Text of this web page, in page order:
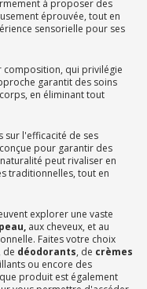
à proposer des
éprouvée, tout en
sensorielle pour ses
composition, qui privilégie
garantit des soins
en éliminant tout
sur l'efficacité de ses
pour garantir des
peut rivaliser en
traditionnelles, tout en
explorer une vaste
aux cheveux, et au
Faites votre choix
, de déodorants, de crèmes
ou encore des
produit est également